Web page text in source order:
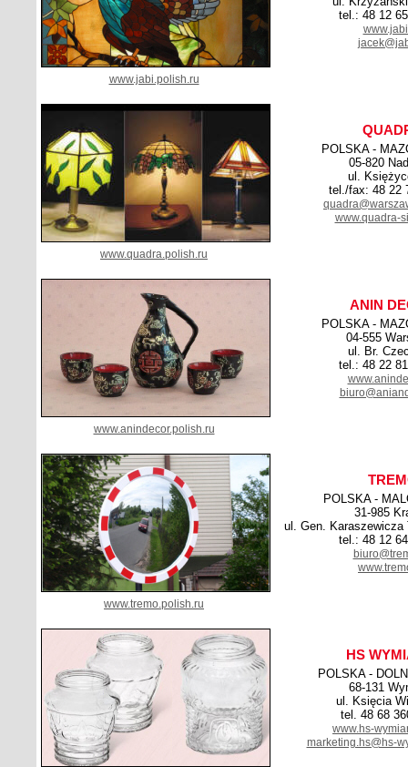
tel.: 48 12
www.jabi.polish.ru
POLSKA -
05-820
ul.
tel./fax: 48 22
www.quadra-
www.quadra.polish.ru
ANIN
POLSKA -
04-555
ul. Br.
tel.: 48 22
www.anindecor.polish.ru
POLSKA -
31-985
ul. Gen. Karaszewicza
tel.: 48 12
www.tremo.polish.ru
HS
POLSKA -
68-131
ul. Księcia
tel. 48 68
www.hs-
marketing.hs@hs-